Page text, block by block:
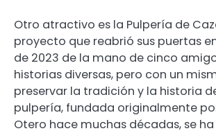
Otro atractivo es la Pulpería de
proyecto que reabrió sus puertas
de 2023 de la mano de cinco
historias diversas, pero con un
preservar la tradición y la historia
pulpería, fundada originalmente
Otero hace muchas décadas, se